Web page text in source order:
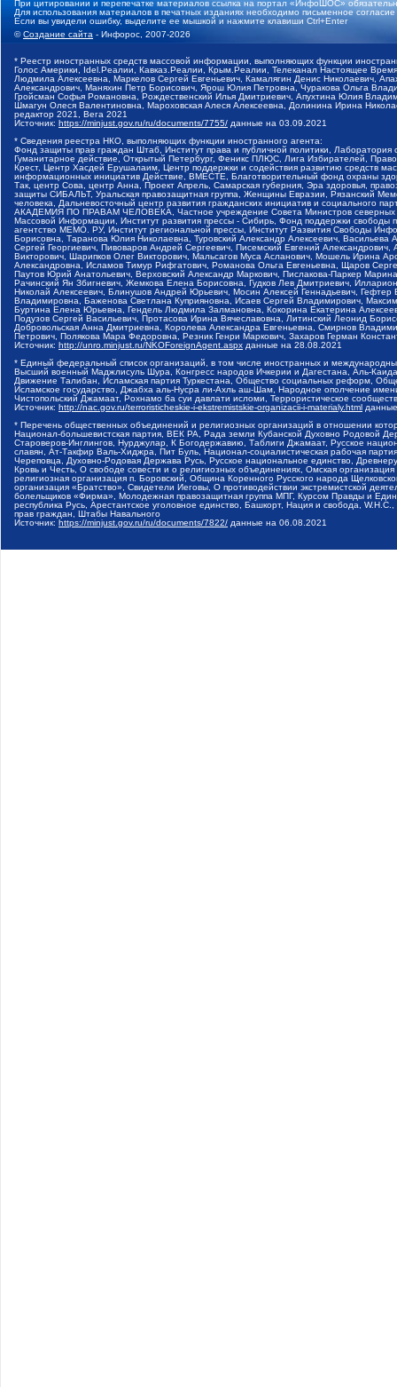
При цитировании и перепечатке материалов ссылка на портал «ИнфоШОС»
Для использования материалов в печатных изданиях необходимо письменное
Если вы увидели ошибку, выделите ее мышкой и нажмите клавиши Ctrl+Enter
©Создание сайта - Инфорос, 2007-2026
* Реестр иностранных средств массовой информации, выполняющих функции
Голос Америки, Idel.Реалии, Кавказ.Реалии, Крым.Реалии, Телеканал Настоящее
Людмила Алексеевна, Маркелов Сергей Евгеньевич, Камалягин Денис Николаевич,
Александрович, Маняхин Петр Борисович, Ярош Юлия Петровна, Чуракова Ольга
Гройсман Софья Романовна, Рождественский Илья Дмитриевич, Апухтина Юлия
Шмагун Олеся Валентиновна, Мароховская Алеся Алексеевна, Долинина Ирина
редактор 2021, Вега 2021
Источник: https://minjust.gov.ru/ru/documents/7755/ данные на 03.09.2021
* Сведения реестра НКО, выполняющих функции иностранного агента:
Фонд защиты прав граждан Штаб, Институт права и публичной политики,
Гуманитарное действие, Открытый Петербург, Феникс ПЛЮС, Лига Избирателей,
Крест, Центр Хасдей Ерушалаим, Центр поддержки и содействия развитию средств
информационных инициатив Действие, ВМЕСТЕ, Благотворительный фонд охраны
Так, центр Сова, центр Анна, Проект Апрель, Самарская губерния, Эра здоровья,
защиты СИБАЛЬТ, Уральская правозащитная группа, Женщины Евразии, Рязанский
человека, Дальневосточный центр развития гражданских инициатив и социального
АКАДЕМИЯ ПО ПРАВАМ ЧЕЛОВЕКА, Частное учреждение Совета Министров северных
Массовой Информации, Институт развития прессы - Сибирь, Фонд поддержки
агентство МЕМО. РУ, Институт региональной прессы, Институт Развития Свободы
Борисовна, Таранова Юлия Николаевна, Туровский Александр Алексеевич,
Сергей Георгиевич, Пивоваров Андрей Сергеевич, Писемский Евгений
Викторович, Шарипков Олег Викторович, Мальсагов Муса Асланович, Мошель Ирина
Александровна, Исламов Тимур Рифгатович, Романова Ольга Евгеньевна, Щаров
Паутов Юрий Анатольевич, Верховский Александр Маркович, Пислакова-Паркер
Рачинский Ян Збигневич, Жемкова Елена Борисовна, Гудков Лев Дмитриевич,
Николай Алексеевич, Блинушов Андрей Юрьевич, Мосин Алексей Геннадьевич,
Владимировна, Баженова Светлана Куприяновна, Исаев Сергей Владимирович,
Буртина Елена Юрьевна, Гендель Людмила Залмановна, Кокорина Екатерина
Подузов Сергей Васильевич, Протасова Ирина Вячеславовна, Литинский Леонид
Добровольская Анна Дмитриевна, Королева Александра Евгеньевна, Смирнов
Петрович, Полякова Мара Федоровна, Резник Генри Маркович, Захаров Герман
Источник: http://unro.minjust.ru/NKOForeignAgent.aspx данные на 28.08.2021
* Единый федеральный список организаций, в том числе иностранных и
Высший военный Маджлисуль Шура, Конгресс народов Ичкерии и Дагестана, Аль-
Движение Талибан, Исламская партия Туркестана, Общество социальных реформ,
Исламское государство, Джабха аль-Нусра ли-Ахль аш-Шам, Народное ополчение
Чистопольский Джамаат, Рохнамо ба суи давлати исломи, Террористическое
Источник: http://nac.gov.ru/terroristicheskie-i-ekstremistskie-organizacii-i-materialy.html
* Перечень общественных объединений и религиозных организаций в отношении
Национал-большевистская партия, ВЕК РА, Рада земли Кубанской Духовно Родовой
Староверов-Инглингов, Нурджулар, К Богодержавию, Таблиги Джамаат, Русское
славян, Ат-Такфир Валь-Хиджра, Пит Буль, Национал-социалистическая рабочая
Череповца, Духовно-Родовая Держава Русь, Русское национальное единство,
Кровь и Честь, О свободе совести и о религиозных объединениях, Омская
религиозная организация п. Боровский, Община Коренного Русского народа
организация «Братство», Свидетели Иеговы, О противодействии экстремистской
болельщиков «Фирма», Молодежная правозащитная группа МПГ, Курсом Правды и
республика Русь, Арестантское уголовное единство, Башкорт, Нация и свобода,
прав граждан, Штабы Навального
Источник: https://minjust.gov.ru/ru/documents/7822/ данные на 06.08.2021